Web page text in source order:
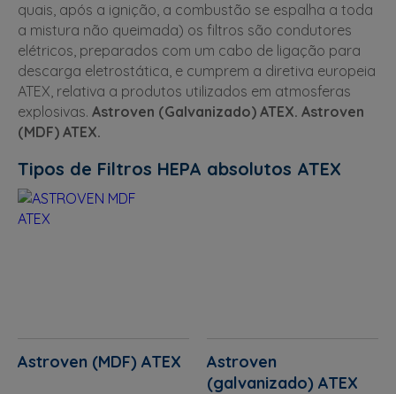
quais, após a ignição, a combustão se espalha a toda
a mistura não queimada) os filtros são condutores
elétricos, preparados com um cabo de ligação para
descarga eletrostática, e cumprem a diretiva europeia
ATEX, relativa a produtos utilizados em atmosferas
explosivas. Astroven (Galvanizado) ATEX. Astroven
(MDF) ATEX.
Tipos de Filtros HEPA absolutos ATEX
Astroven (MDF) ATEX
Astroven
(galvanizado) ATEX